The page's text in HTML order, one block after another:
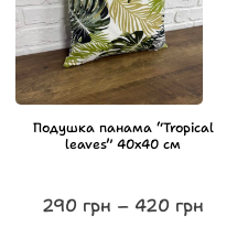
Подушка панама “Tropical
leaves” 40х40 см
290 грн – 420 грн